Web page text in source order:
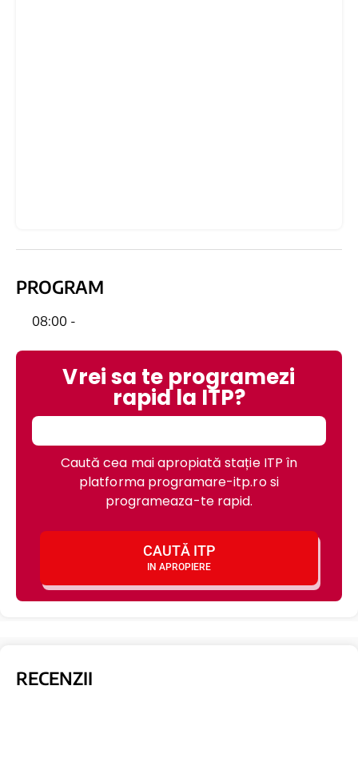
PROGRAM
08:00 -
Vrei sa te programezi
rapid la ITP?
Caută cea mai apropiată stație ITP în
platforma programare-itp.ro si
programeaza-te rapid.
CAUTĂ ITP
IN APROPIERE
RECENZII